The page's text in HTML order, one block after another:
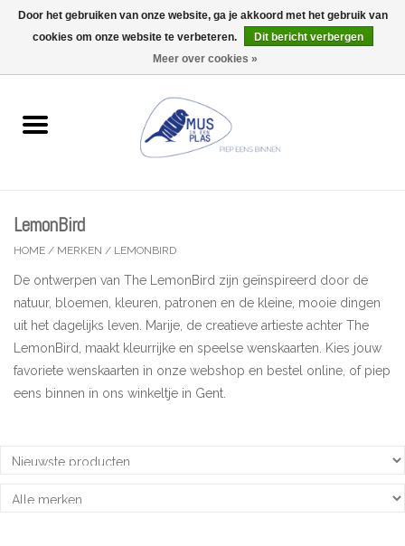
0 Artikelen - €0,00
Wenskaarten
Kleine gelukjes
Troost
Thema
Koopjes
LemonBird
HOME / MERKEN / LEMONBIRD
De ontwerpen van The LemonBird zijn geïnspireerd door de
natuur, bloemen, kleuren, patronen en de kleine, mooie dingen
uit het dagelijks leven. Marije, de creatieve artieste achter The
LemonBird, maakt kleurrijke en speelse wenskaarten. Kies jouw
favoriete wenskaarten in onze webshop en bestel online, of piep
eens binnen in ons winkeltje in Gent.
Door het gebruiken van onze website, ga je akkoord met het gebruik van
cookies om onze website te verbeteren.
Dit bericht verbergen
Meer over cookies »
Wij zijn uitzonderlijk gesloten op Do 13/08